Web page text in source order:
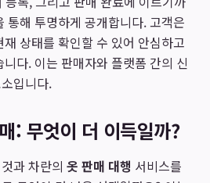
통해 투명하게 공개합니다. 고객은
상태를 확인할 수 있어 안심하고
다. 이는 판매자와 플랫폼 간의 신
입니다.
: 무엇이 더 이득일까?
과 차란의 옷 판매 대행 서비스를